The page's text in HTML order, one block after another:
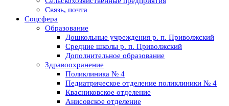
Связь, почта
Соцсфера
Образование
Дошкольные учреждения р. п. Приволжский
Средние школы р. п. Приволжский
Дополнительное образование
Здравоохранение
Поликлиника № 4
Педиатрическое отделение поликлиники № 4
Квасниковское отделение
Анисовское отделение